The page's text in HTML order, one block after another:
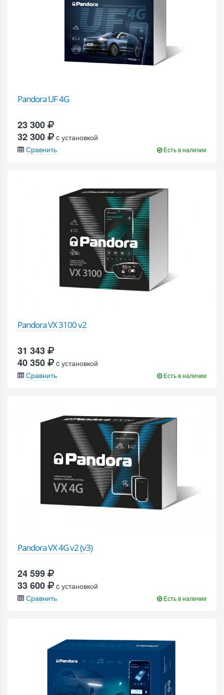
Pandora UF 4G
23 300
32 300
c установкой
Сравнить
Есть в наличии
Pandora VX 3100 v2
31 343
40 350
c установкой
Сравнить
Есть в наличии
Pandora VX 4G v2 (v3)
24 599
33 600
c установкой
Сравнить
Есть в наличии